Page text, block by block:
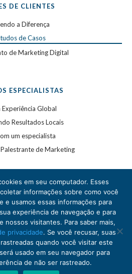
DE CLIENTES
a Diferença
de Casos
de Marketing Digital
ESPECIALISTAS
Experiência Global
Resultados Locais
um especialista
de Marketing
direitos reservados. WSI é uma
registrada.
de Privacidade.
is an independently owned and
em seu computador. Esses
informações sobre como você
e usamos essas informações para
experiência de navegação e para
nossos visitantes. Para saber mais,
privacidade. Se você recusar, suas
quando você visitar este
usado em seu navegador para
de não ser rastreado.